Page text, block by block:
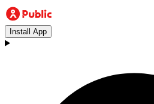
Install App